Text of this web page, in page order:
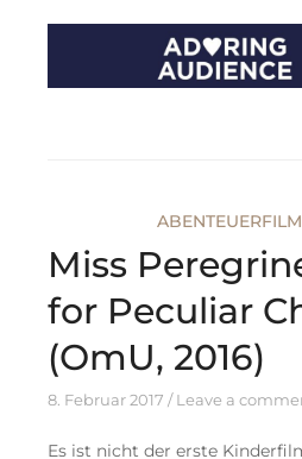
content
ABENTEUERFILM
Miss
for Peculiar
(OmU, 2016)
8. Februar 2017 Leave a
Es ist nicht der erste